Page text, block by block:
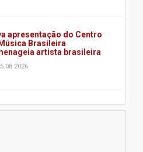
apresentação do Centro
Brasileira
artista brasileira
Mackenzie